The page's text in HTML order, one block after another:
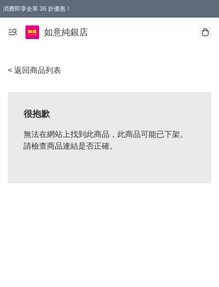
消費即享全單 36 折優惠！
購物满$50，全國包郵。Free shopping on orders over $50.
如意純銀店
< 返回商品列表
很抱歉
無法在網站上找到此商品，此商品可能已下架。
請檢查商品連結是否正確。